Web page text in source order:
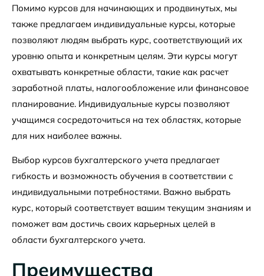
Помимо курсов для начинающих и продвинутых, мы
также предлагаем индивидуальные курсы, которые
позволяют людям выбрать курс, соответствующий их
уровню опыта и конкретным целям. Эти курсы могут
охватывать конкретные области, такие как расчет
заработной платы, налогообложение или финансовое
планирование. Индивидуальные курсы позволяют
учащимся сосредоточиться на тех областях, которые
для них наиболее важны.
Выбор курсов бухгалтерского учета предлагает
гибкость и возможность обучения в соответствии с
индивидуальными потребностями. Важно выбрать
курс, который соответствует вашим текущим знаниям и
поможет вам достичь своих карьерных целей в
области бухгалтерского учета.
Преимущества